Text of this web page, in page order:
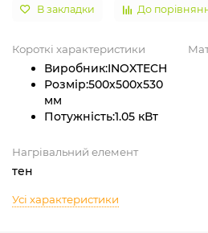
В закладки До
Короткі характеристики
Виробник:INOXTECH
Розмір:500х500х530
мм
Потужність:1.05 кВт
Нагрівальний елемент
тен
Усі характеристики